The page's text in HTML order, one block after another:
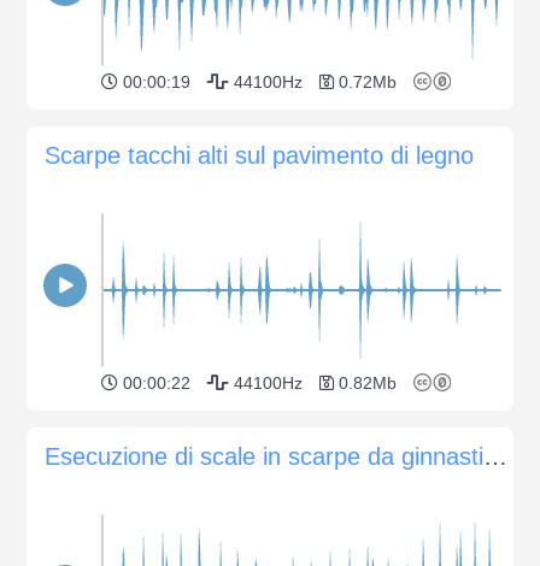
00:00:19 44100Hz 0.72Mb
Scarpe tacchi alti sul pavimento di legno
00:00:22 44100Hz 0.82Mb
Esecuzione di scale in scarpe da ginnastica